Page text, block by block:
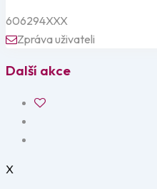
606294XXX
Zpráva uživateli
Další akce
X